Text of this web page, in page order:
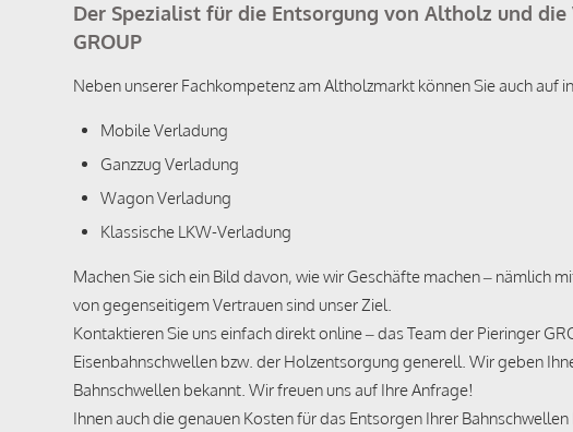
Der Spezialist für die Entsorgung von Altholz und
GROUP
Neben unserer Fachkompetenz am Altholzmarkt können Sie auch auf
Mobile Verladung
Ganzzug Verladung
Wagon Verladung
Klassische LKW-Verladung
Machen Sie sich ein Bild davon, wie wir Geschäfte machen –
von gegenseitigem Vertrauen sind unser Ziel.
Kontaktieren Sie uns einfach direkt online – das Team der Pieringer
Eisenbahnschwellen bzw. der Holzentsorgung generell. Wir geben
Bahnschwellen bekannt. Wir freuen uns auf Ihre Anfrage!
Ihnen auch die genauen Kosten für das Entsorgen Ihrer